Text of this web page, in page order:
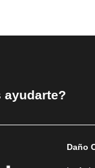
ayudarte?
Daño